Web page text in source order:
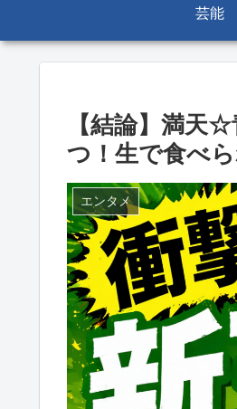
芸能
【結論】満天
つ！生で食べ
エンタメ